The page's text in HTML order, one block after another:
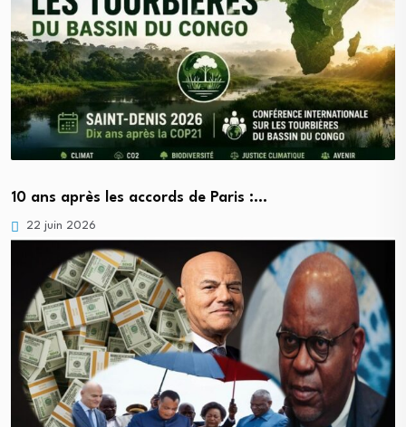
10 ans après les accords de Paris :…
22 juin 2026